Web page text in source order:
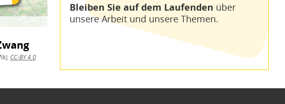
CC-BY 4.0
Bleiben Sie auf dem Laufenden über
unsere Arbeit und unsere Themen.